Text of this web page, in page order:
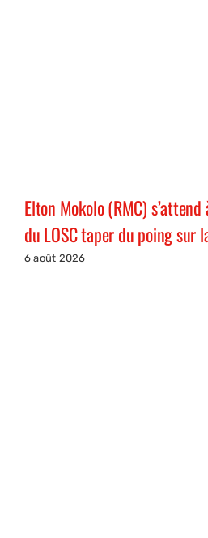
Elton Mokolo (RMC)
du LOSC taper du poing sur
6 août 2026